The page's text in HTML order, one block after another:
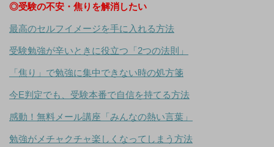
◎受験の不安・焦りを解消したい
最高のセルフイメージを手に入れる方法
受験勉強が辛いときに役立つ「2つの法則」
「焦り」で勉強に集中できない時の処方箋
今E判定でも、受験本番で自信を持てる方法
感動！無料メール講座「みんなの熱い言葉」
勉強がメチャクチャ楽しくなってしまう方法